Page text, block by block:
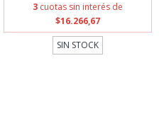
3 cuotas sin interés de
$16.266,67
SIN STOCK